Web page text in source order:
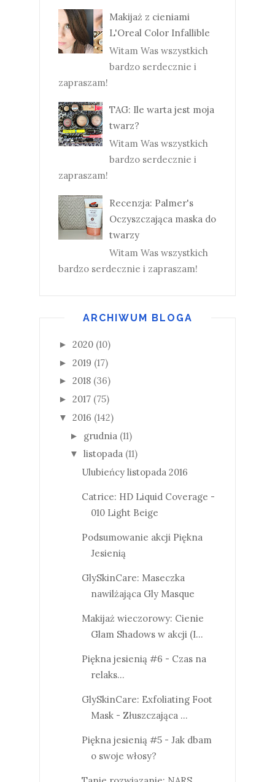
Makijaż z cieniami
L'Oreal Color Infallible
Witam Was wszystkich
bardzo serdecznie i
zapraszam!
TAG: Ile warta jest moja
twarz?
Witam Was wszystkich
bardzo serdecznie i
zapraszam!
Recenzja: Palmer's
Oczyszczająca maska do
twarzy
Witam Was wszystkich
bardzo serdecznie i zapraszam!
ARCHIWUM BLOGA
► 2020 (10)
► 2019 (17)
► 2018 (36)
► 2017 (75)
▼ 2016 (142)
► grudnia (11)
▼ listopada (11)
Ulubieńcy listopada 2016
Catrice: HD Liquid Coverage -
010 Light Beige
Podsumowanie akcji Piękna
Jesienią
GlySkinCare: Maseczka
nawilżająca Gly Masque
Makijaż wieczorowy: Cienie
Glam Shadows w akcji (I...
Piękna jesienią #6 - Czas na
relaks...
GlySkinCare: Exfoliating Foot
Mask - Złuszczająca ...
Piękna jesienią #5 - Jak dbam
o swoje włosy?